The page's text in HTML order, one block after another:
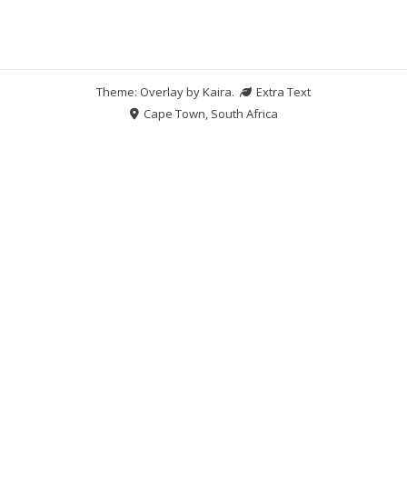
Theme: Overlay byKaira.
Extra Text
Cape Town, South Africa